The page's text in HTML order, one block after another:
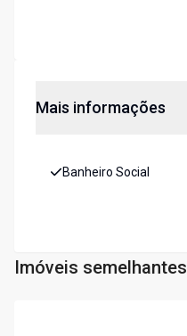
Mais informações
Banheiro Social
Imóveis semelhantes